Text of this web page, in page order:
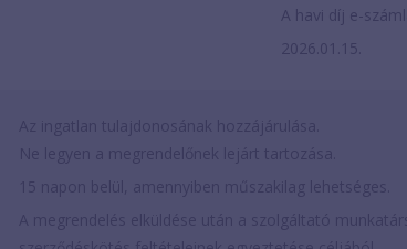
A havi díj e-
2026.01.15.